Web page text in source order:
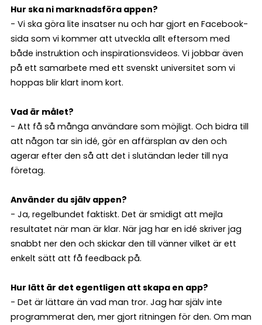
Hur ska ni marknadsföra appen?
- Vi ska göra lite insatser nu och har gjort en Facebook-
sida som vi kommer att utveckla allt eftersom med
både instruktion och inspirationsvideos. Vi jobbar även
på ett samarbete med ett svenskt universitet som vi
hoppas blir klart inom kort.
Vad är målet?
- Att få så många användare som möjligt. Och bidra till
att någon tar sin idé, gör en affärsplan av den och
agerar efter den så att det i slutändan leder till nya
företag.
Använder du själv appen?
- Ja, regelbundet faktiskt. Det är smidigt att mejla
resultatet när man är klar. När jag har en idé skriver jag
snabbt ner den och skickar den till vänner vilket är ett
enkelt sätt att få feedback på.
Hur lätt är det egentligen att skapa en app?
- Det är lättare än vad man tror. Jag har själv inte
programmerat den, mer gjort ritningen för den. Om man